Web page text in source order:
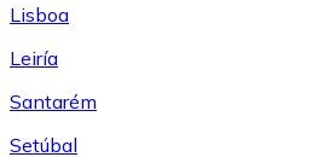
Lisboa
Leiría
Santarém
Setúbal